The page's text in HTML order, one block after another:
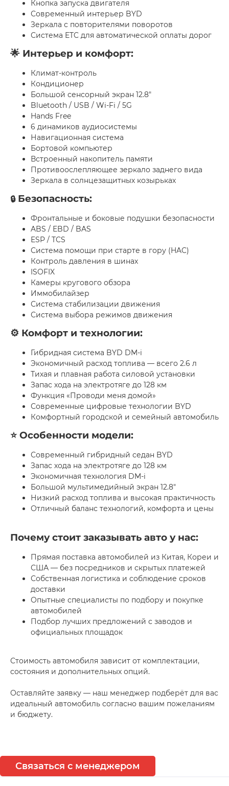
Кнопка запуска двигателя
Современный интерьер BYD
Зеркала с повторителями поворотов
Система ETC для автоматической оплаты дорог
🌟 Интерьер и комфорт:
Климат-контроль
Кондиционер
Большой сенсорный экран 12.8"
Bluetooth / USB / Wi-Fi / 5G
Hands Free
6 динамиков аудиосистемы
Навигационная система
Бортовой компьютер
Встроенный накопитель памяти
Противоослепляющее зеркало заднего вида
Зеркала в солнцезащитных козырьках
🔒Безопасность:
Фронтальные и боковые подушки безопасности
ABS / EBD / BAS
ESP / TCS
Система помощи при старте в гору (HAC)
Контроль давления в шинах
ISOFIX
Камеры кругового обзора
Иммобилайзер
Система стабилизации движения
Система выбора режимов движения
⚙️ Комфорт и технологии:
Гибридная система BYD DM-i
Экономичный расход топлива — всего 2.6 л
Тихая и плавная работа силовой установки
Запас хода на электротяге до 128 км
Функция «Проводи меня домой»
Современные цифровые технологии BYD
Комфортный городской и семейный автомобиль
⭐ Особенности модели:
Современный гибридный седан BYD
Запас хода на электротяге до 128 км
Экономичная технология DM-i
Большой мультимедийный экран 12.8"
Низкий расход топлива и высокая практичность
Отличный баланс технологий, комфорта и цены
Почему стоит заказывать авто у нас:
Прямая поставка автомобилей из Китая, Кореи и
США — без посредников и скрытых платежей
Собственная логистика и соблюдение сроков
доставки
Опытные специалисты по подбору и покупке
автомобилей
Подбор лучших предложений с заводов и
официальных площадок
Стоимость автомобиля зависит от комплектации,
состояния и дополнительных опций.
Оставляйте заявку — наш менеджер подберёт для вас
идеальный автомобиль согласно вашим пожеланиям
и бюджету.
Связаться с менеджером